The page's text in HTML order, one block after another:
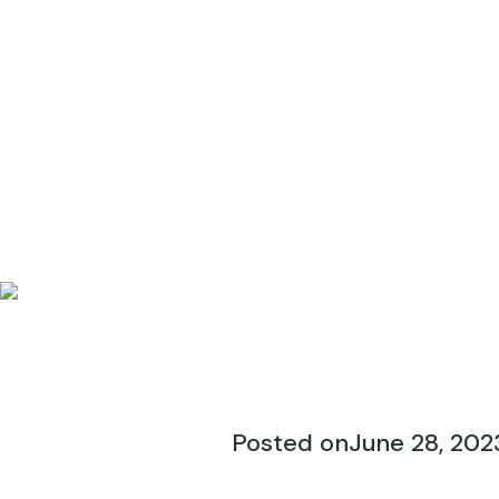
Posted onJune 28,